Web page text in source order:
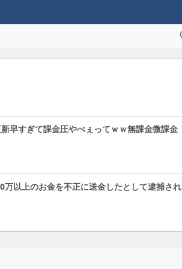
早すぎて課金圧やべぇってｗｗ無課金微課金
以上のお金を不正に送金したとして逮捕され